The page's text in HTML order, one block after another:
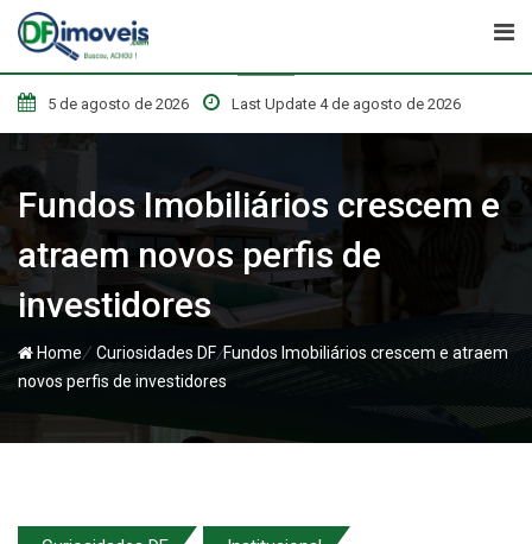
Skip
content
5 de agosto de 2026 Last Update 4 de agosto de 2026
Fundos Imobiliários crescem e
atraem novos perfis de
investidores
Home/Curiosidades DF/Fundos Imobiliários crescem e atraem
novos perfis de investidores